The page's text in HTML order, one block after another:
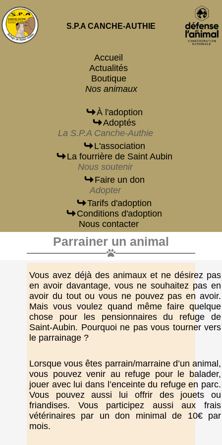
S.P.A CANCHE-AUTHIE
Accueil
Actualités
Boutique
Nos animaux
À l'adoption
Adoptés
La S.P.A Canche-Authie
L'association
La fourrière de Saint Aubin
Nous soutenir
Faire un don
Adopter
Tarifs d'adoption
Conditions d'adoption
Nous contacter
Parrainer un animal
Vous avez déjà des animaux et ne désirez pas
en avoir davantage, vous ne souhaitez pas en
avoir du tout ou vous ne pouvez pas en avoir.
Mais vous voulez quand même faire quelque
chose pour les pensionnaires du refuge de
Saint-Aubin. Pourquoi ne pas vous tourner vers
le parrainage ?
Lorsque vous êtes parrain/marraine d’un animal,
vous pouvez venir au refuge pour le balader,
jouer avec lui dans l’enceinte du refuge en parc.
Vous pouvez aussi lui offrir des jouets ou
friandises. Vous participez aussi aux frais
vétérinaires par un don minimal de 10€ par
mois.